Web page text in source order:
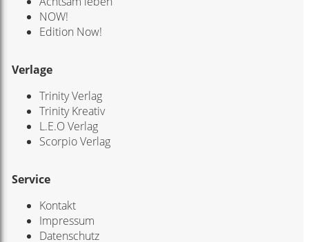
NOW!
Edition Now!
Verlage
Trinity Verlag
Trinity Kreativ
L.E.O Verlag
Scorpio Verlag
Service
Kontakt
Impressum
Datenschutz